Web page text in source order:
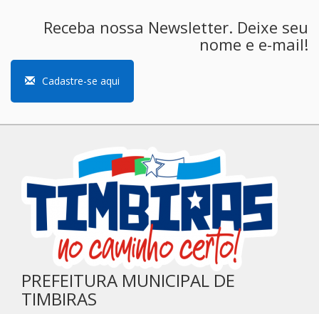
Receba nossa Newsletter. Deixe seu
nome e e-mail!
Cadastre-se aqui
PREFEITURA MUNICIPAL DE
TIMBIRAS